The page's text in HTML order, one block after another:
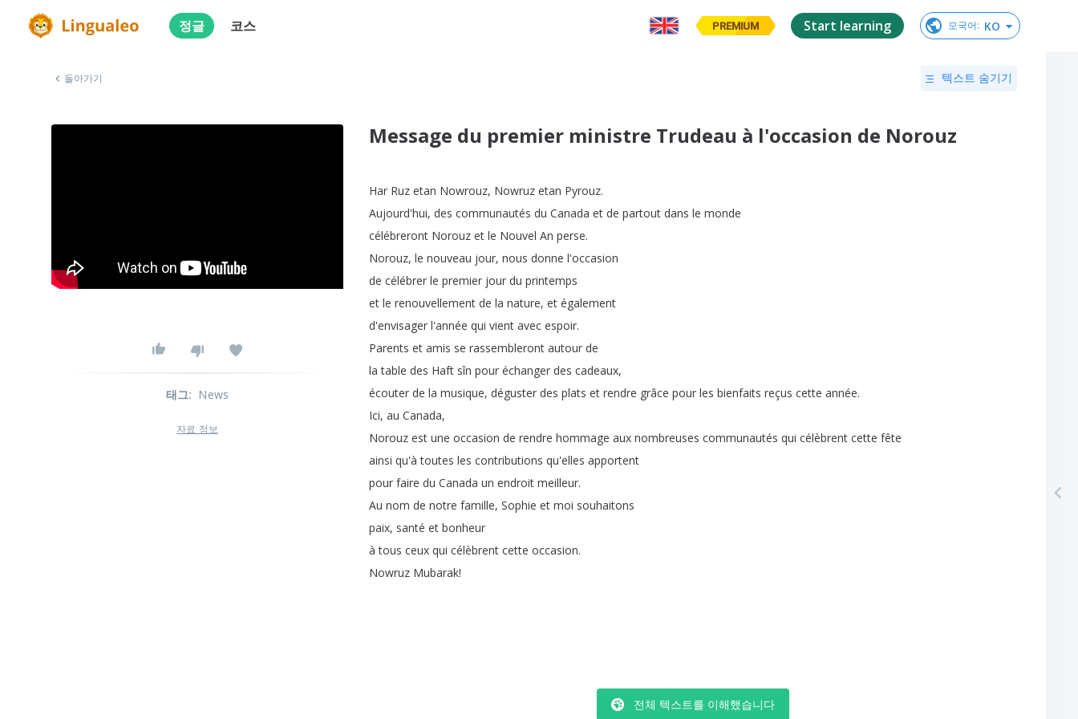
정글 코스 PREMIUM Start learning 모국어: KO
돌아가기 텍스트 숨기기
Message du premier ministre Trudeau à l'occasion de Norouz
Har Ruz etan Nowrouz, Nowruz etan Pyrouz.
Aujourd'hui, des communautés du Canada et de partout dans le monde
célébreront Norouz et le Nouvel An perse.
Norouz, le nouveau jour, nous donne l'occasion
de célébrer le premier jour du printemps
et le renouvellement de la nature, et également
d'envisager l'année qui vient avec espoir.
Parents et amis se rassembleront autour de
la table des Haft sîn pour échanger des cadeaux,
écouter de la musique, déguster des plats et rendre grâce pour les bienfaits reçus cette année.
Ici, au Canada,
Norouz est une occasion de rendre hommage aux nombreuses communautés qui célèbrent cette fête
ainsi qu'à toutes les contributions qu'elles apportent
pour faire du Canada un endroit meilleur.
Au nom de notre famille, Sophie et moi souhaitons
paix, santé et bonheur
à tous ceux qui célèbrent cette occasion.
Nowruz Mubarak!
전체 텍스트를 이해했습니다
태그: News
자료 정보